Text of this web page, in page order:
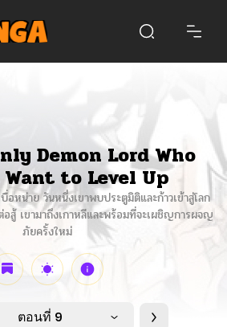
Demon Lord Who
Want to Level Up
อหน่าย วันหนึ่งเขาพบประตูมิติและก้าวเข้าสู่โลก
สู้ เขามาถึงเกาหลีและพร้อมที่จะเผชิญการผจญ
ภัยครั้งใหม่
ตอนที่ 9